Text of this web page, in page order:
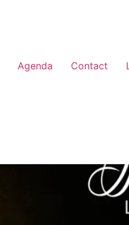
Agenda Contact